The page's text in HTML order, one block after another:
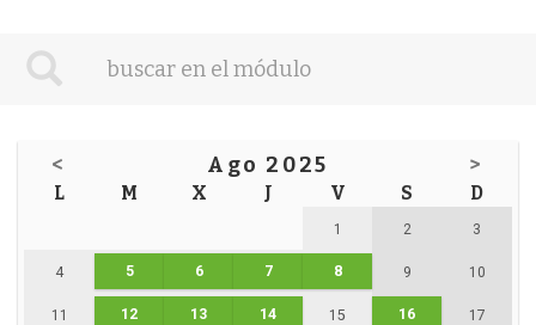
< Ago 2025 >
L M X J V S D
1 2 3
4 5 6 7 8 9 10
11 12 13 14 15 16 17